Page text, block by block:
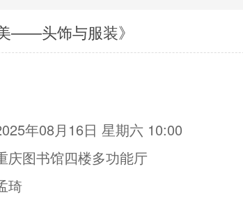
——头饰与服装》
年08月16日 星期六 10:00
庆图书馆四楼多功能厅
琦